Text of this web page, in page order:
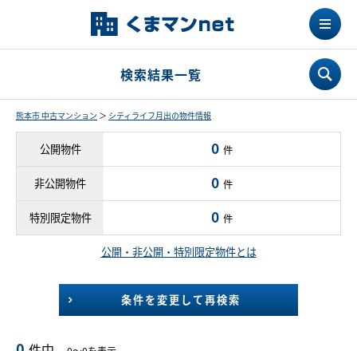
検索結果一覧
熊本市 中古マンション ＞ シティライフ月出の物件情報
公開物件 0 件
非公開物件 0 件
特別限定物件 0 件
公開・非公開・特別限定物件とは
条件を変更して再検索